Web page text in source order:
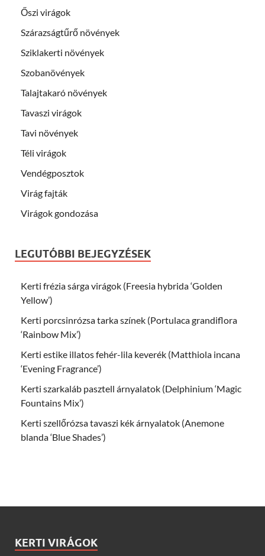
Őszi virágok
Szárazságtűrő növények
Sziklakerti növények
Szobanövények
Talajtakaró növények
Tavaszi virágok
Tavi növények
Téli virágok
Vendégposztok
Virág fajták
Virágok gondozása
LEGUTÓBBI BEJEGYZÉSEK
Kerti frézia sárga virágok (Freesia hybrida ‘Golden
Yellow’)
Kerti porcsinrózsa tarka színek (Portulaca grandiflora
‘Rainbow Mix’)
Kerti estike illatos fehér-lila keverék (Matthiola incana
‘Evening Fragrance’)
Kerti szarkaláb pasztell árnyalatok (Delphinium ‘Magic
Fountains Mix’)
Kerti szellőrózsa tavaszi kék árnyalatok (Anemone
blanda ‘Blue Shades’)
KERTI VIRÁGOK